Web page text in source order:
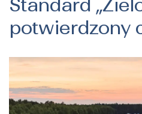
Standard
potwierdzony